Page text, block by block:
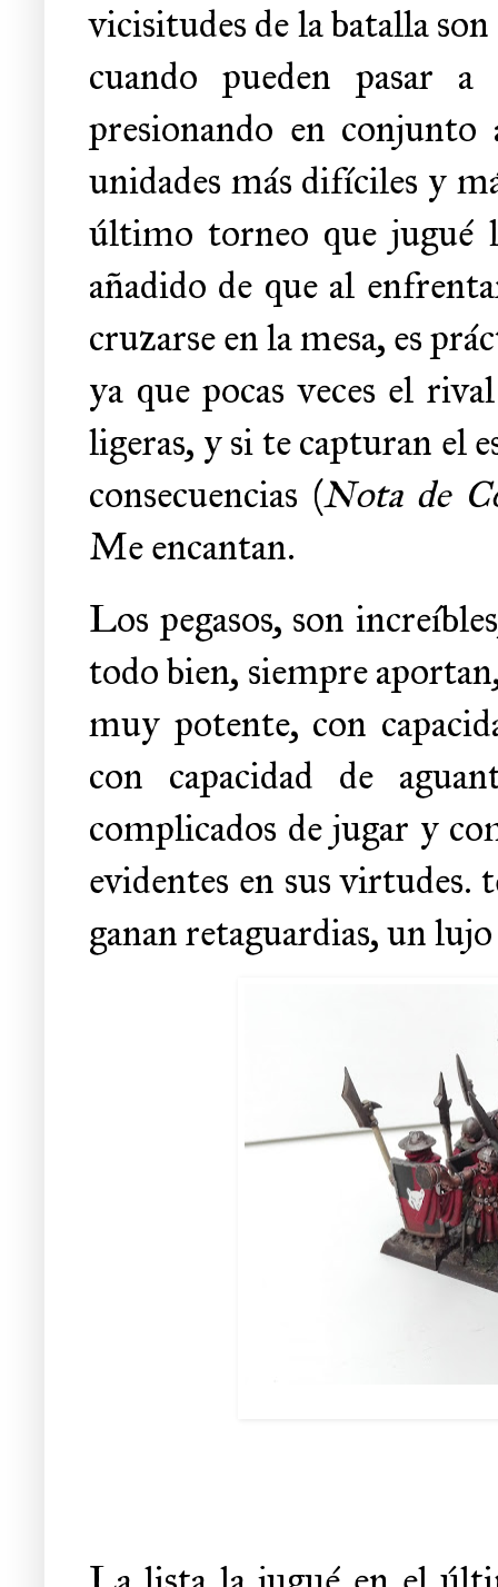
vicisitudes de la batalla
cuando pueden pasar a
presionando en conjunto
unidades más difíciles y
último torneo que jugué
añadido de que al
cruzarse en la mesa, es
ya que pocas veces el
ligeras, y si te capturan el
consecuencias (Nota de
Me encantan.
Los pegasos, son
todo bien, siempre
muy potente, con
con capacidad de
complicados de jugar y
evidentes en sus virtudes.
ganan retaguardias, un